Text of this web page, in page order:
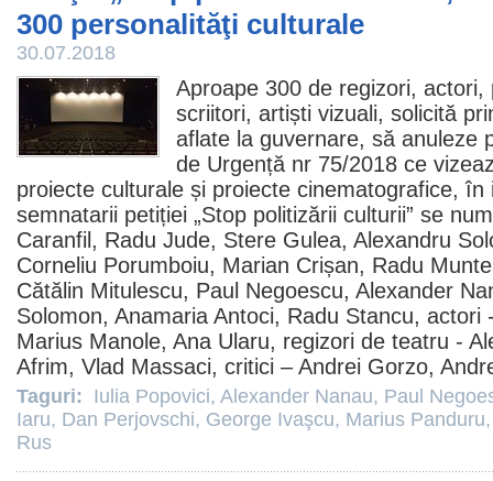
300 personalităţi culturale
30.07.2018
Aproape 300 de regizori,
scriitori, artiști vizuali, solicită
aflate la guvernare, să anuleze
de Urgență nr 75/2018 ce
proiecte culturale și proiecte cinematografice,
semnatarii petiției „Stop politizării culturii” se
Caranfil , Radu Jude, Stere Gulea, Alexandru
Corneliu Porumboiu, Marian Crișan, Radu
Cătălin Mitulescu, Paul Negoescu, Alexander
Solomon, Anamaria Antoci, Radu Stancu, actori
Marius Manole, Ana Ularu, regizori de teatru -
Afrim, Vlad Massaci, critici – Andrei Gorzo,
Taguri: Iulia Popovici, Alexander Nanau, Paul
Iaru, Dan Perjovschi, George Ivaşcu, Marius Panduru
Rus